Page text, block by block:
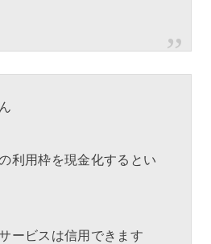
利用枠を現金化するとい
ービスは信用できます